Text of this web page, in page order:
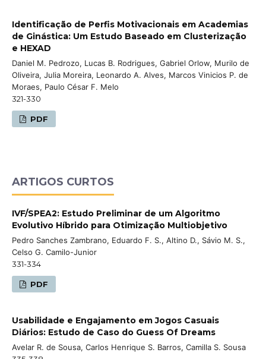
Identificação de Perfis Motivacionais em Academias
de Ginástica: Um Estudo Baseado em Clusterização
e HEXAD
Daniel M. Pedrozo, Lucas B. Rodrigues, Gabriel Orlow, Murilo de
Oliveira, Julia Moreira, Leonardo A. Alves, Marcos Vinicios P. de
Moraes, Paulo César F. Melo
321-330
PDF
ARTIGOS CURTOS
IVF/SPEA2: Estudo Preliminar de um Algoritmo
Evolutivo Híbrido para Otimização Multiobjetivo
Pedro Sanches Zambrano, Eduardo F. S., Altino D., Sávio M. S.,
Celso G. Camilo-Junior
331-334
PDF
Usabilidade e Engajamento em Jogos Casuais
Diários: Estudo de Caso do Guess Of Dreams
Avelar R. de Sousa, Carlos Henrique S. Barros, Camilla S. Sousa